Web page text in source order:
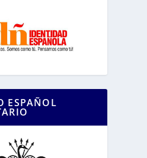
ESPAÑOL